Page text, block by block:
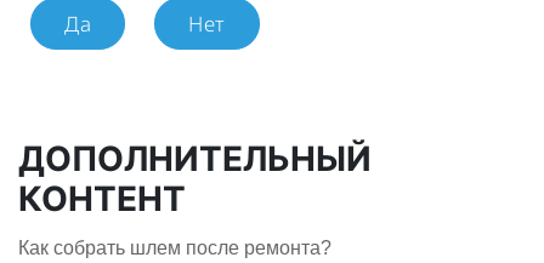
Да Нет
ДОПОЛНИТЕЛЬНЫЙ
КОНТЕНТ
Как собрать шлем после ремонта?